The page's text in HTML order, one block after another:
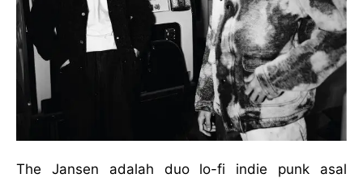
The Jansen adalah duo lo-fi indie punk asal